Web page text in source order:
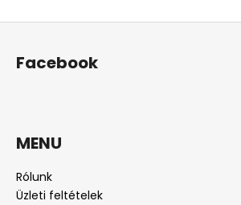
Facebook
MENU
Rólunk
Üzleti feltételek